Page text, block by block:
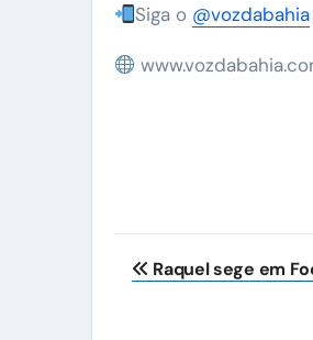
Siga o @vozdabahia
Navegação
Raquel sege em